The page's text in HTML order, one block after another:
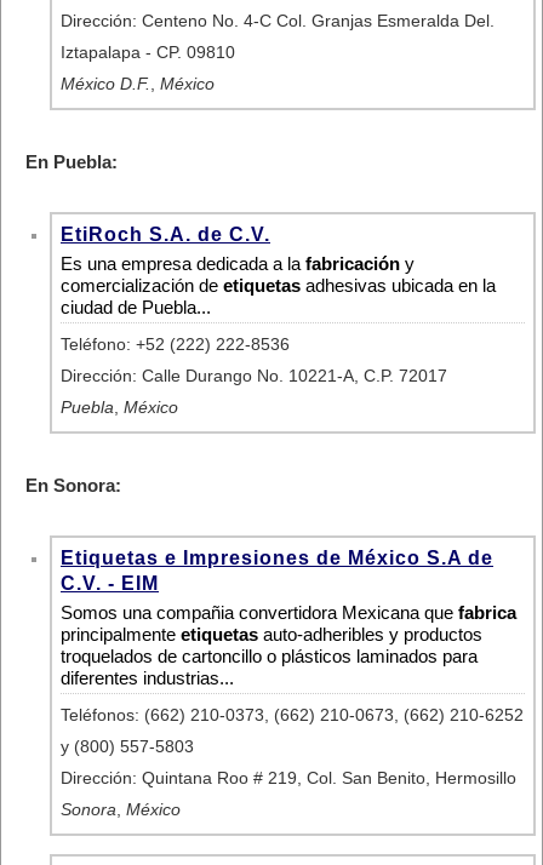
Dirección: Centeno No. 4-C Col. Granjas Esmeralda Del.
Iztapalapa - CP. 09810
México D.F.
México
En Puebla:
EtiRoch S.A. de C.V.
Es una empresa dedicada a la fabricación y
comercialización de etiquetas adhesivas ubicada en la
ciudad de Puebla...
Teléfono: +52 (222) 222-8536
Dirección: Calle Durango No. 10221-A, C.P. 72017
Puebla México
En Sonora:
Etiquetas e Impresiones de México S.A de
C.V. - EIM
Somos una compañia convertidora Mexicana que fabrica
principalmente etiquetas auto-adheribles y productos
troquelados de cartoncillo o plásticos laminados para
diferentes industrias...
Teléfonos: (662) 210-0373, (662) 210-0673, (662) 210-6252
y (800) 557-5803
Dirección: Quintana Roo # 219, Col. San Benito, Hermosillo
Sonora México